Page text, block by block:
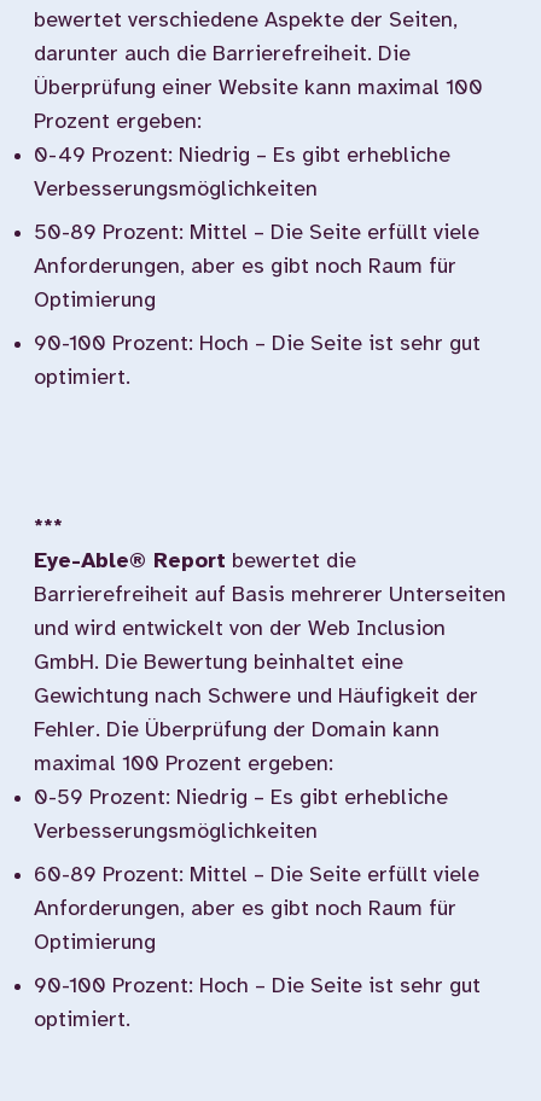
bewertet verschiedene Aspekte der Seiten,
darunter auch die Barrierefreiheit. Die
Überprüfung einer Website kann maximal 100
Prozent ergeben:
0-49 Prozent: Niedrig – Es gibt erhebliche
Verbesserungsmöglichkeiten
50-89 Prozent: Mittel – Die Seite erfüllt viele
Anforderungen, aber es gibt noch Raum für
Optimierung
90-100 Prozent: Hoch – Die Seite ist sehr gut
optimiert.
***
Eye-Able® Report bewertet die
Barrierefreiheit auf Basis mehrerer Unterseiten
und wird entwickelt von der Web Inclusion
GmbH. Die Bewertung beinhaltet eine
Gewichtung nach Schwere und Häufigkeit der
Fehler. Die Überprüfung der Domain kann
maximal 100 Prozent ergeben:
0-59 Prozent: Niedrig – Es gibt erhebliche
Verbesserungsmöglichkeiten
60-89 Prozent: Mittel – Die Seite erfüllt viele
Anforderungen, aber es gibt noch Raum für
Optimierung
90-100 Prozent: Hoch – Die Seite ist sehr gut
optimiert.